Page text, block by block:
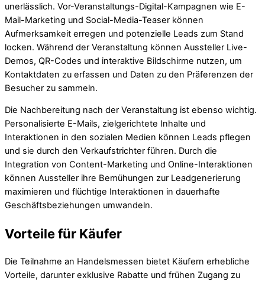
unerlässlich. Vor-Veranstaltungs-Digital-Kampagnen wie E-
Mail-Marketing und Social-Media-Teaser können
Aufmerksamkeit erregen und potenzielle Leads zum Stand
locken. Während der Veranstaltung können Aussteller Live-
Demos, QR-Codes und interaktive Bildschirme nutzen, um
Kontaktdaten zu erfassen und Daten zu den Präferenzen der
Besucher zu sammeln.
Die Nachbereitung nach der Veranstaltung ist ebenso wichtig.
Personalisierte E-Mails, zielgerichtete Inhalte und
Interaktionen in den sozialen Medien können Leads pflegen
und sie durch den Verkaufstrichter führen. Durch die
Integration von Content-Marketing und Online-Interaktionen
können Aussteller ihre Bemühungen zur Leadgenerierung
maximieren und flüchtige Interaktionen in dauerhafte
Geschäftsbeziehungen umwandeln.
Vorteile für Käufer
Die Teilnahme an Handelsmessen bietet Käufern erhebliche
Vorteile, darunter exklusive Rabatte und frühen Zugang zu